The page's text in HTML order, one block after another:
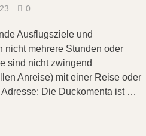
0
Ausflugsziele und
nicht mehrere Stunden oder
sind nicht zwingend
Anreise) mit einer Reise oder
Die Duckomenta ist …